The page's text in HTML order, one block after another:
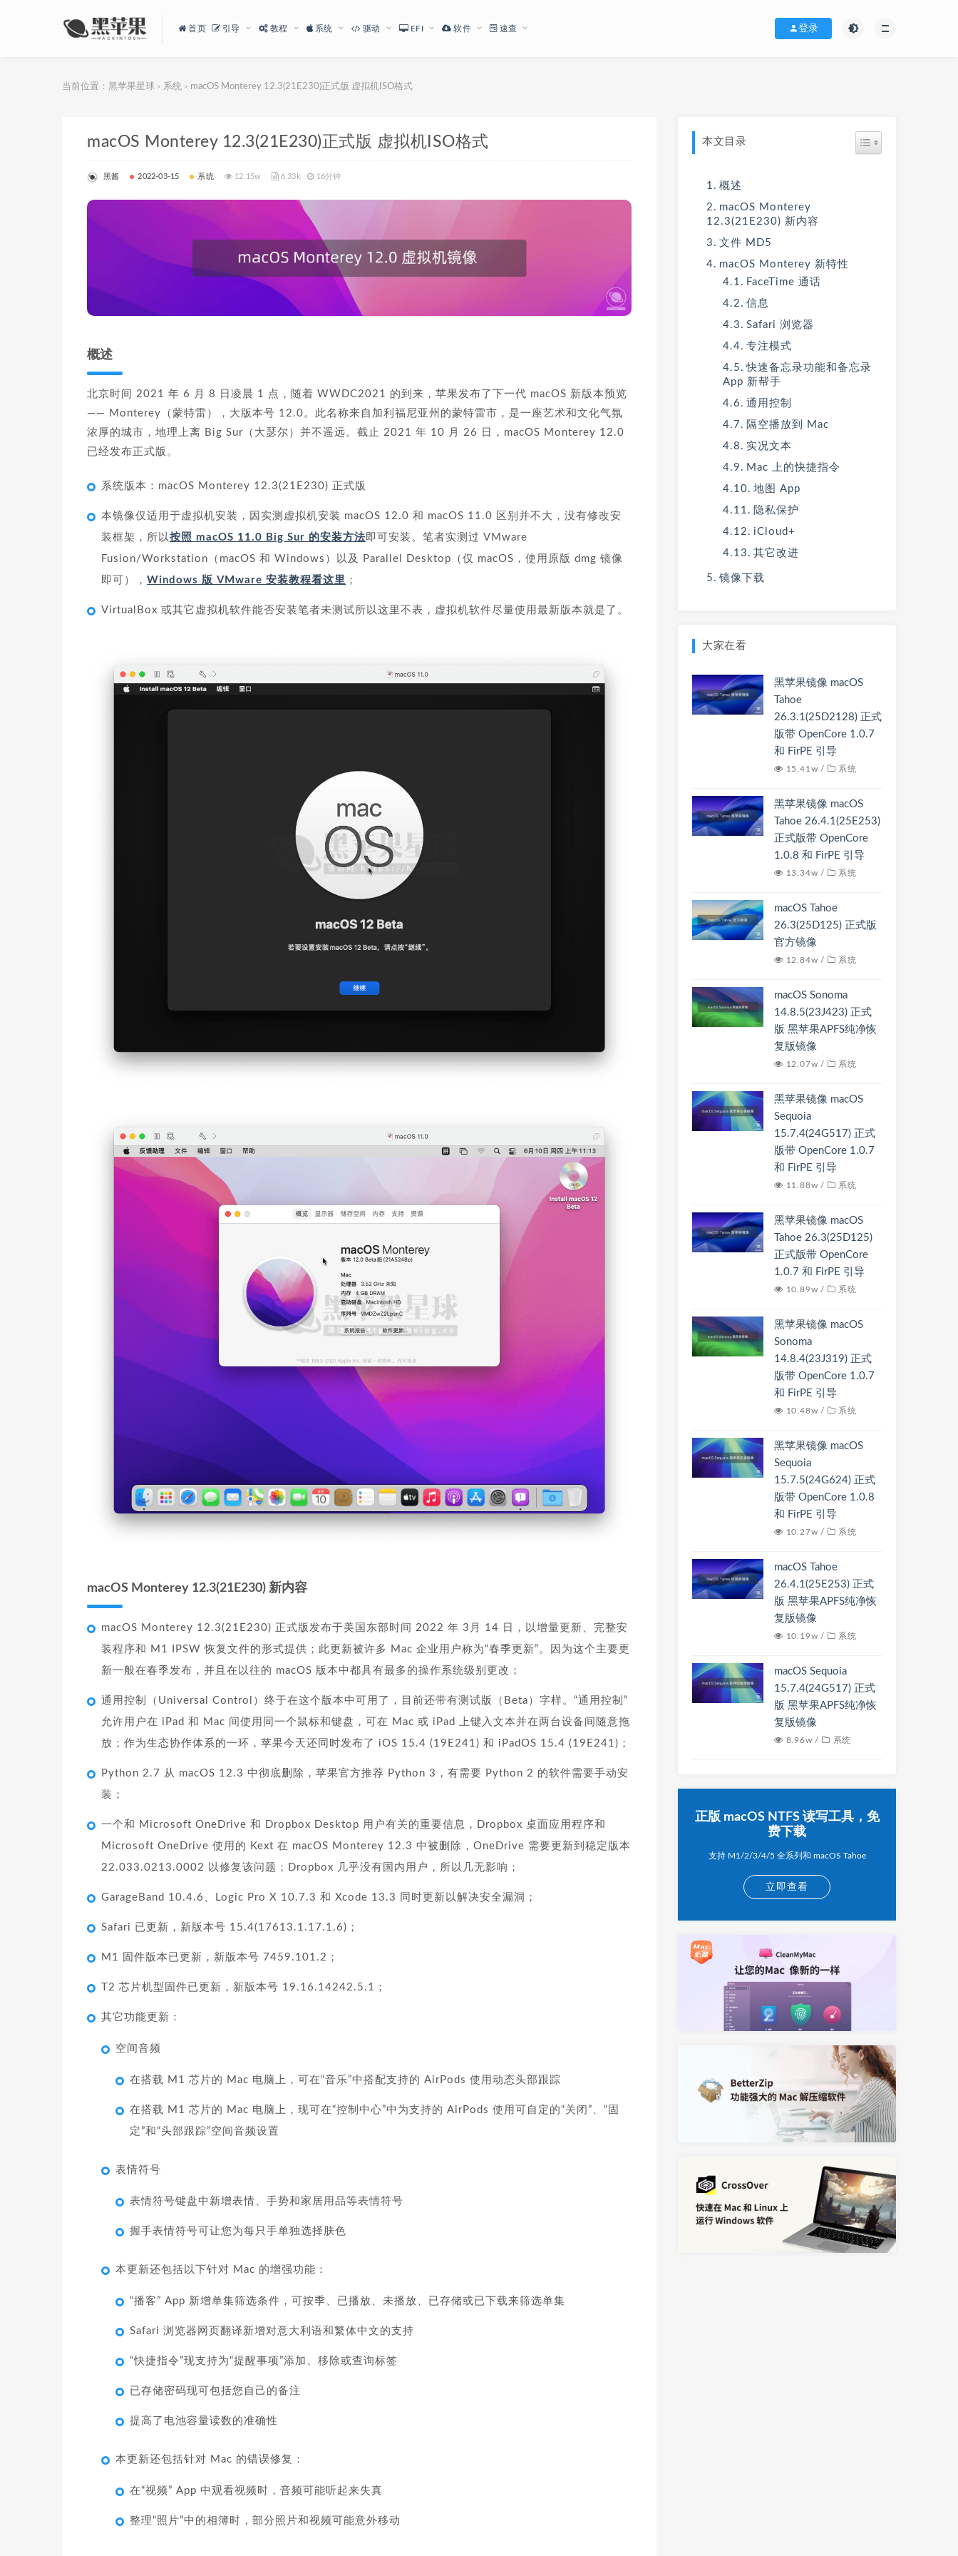
首页 引导 教程 系统 驱动 EFI 软件 速查 登录
当前位置： 黑苹果星球 > 系统 > macOS Monterey 12.3(21E230)正式版 虚拟机ISO格式
macOS Monterey 12.3(21E230)正式版 虚拟机ISO格式
黑酱 2022-03-15 系统 12.15w 6.33k 16分钟
概述
北京时间 2021 年 6 月 8 日凌晨 1 点，随着 WWDC2021 的到来，苹果发布了下一代 macOS 新版本预览
—— Monterey（蒙特雷），大版本号 12.0。此名称来自加利福尼亚州的蒙特雷市，是一座艺术和文化气氛
浓厚的城市，地理上离 Big Sur（大瑟尔）并不遥远。截止 2021 年 10 月 26 日，macOS Monterey 12.0
已经发布正式版。
系统版本：macOS Monterey 12.3(21E230) 正式版
本镜像仅适用于虚拟机安装，因实测虚拟机安装 macOS 12.0 和 macOS 11.0 区别并不大，没有修改安
装框架，所以按照 macOS 11.0 Big Sur 的安装方法即可安装。笔者实测过 VMware
Fusion/Workstation（macOS 和 Windows）以及 Parallel Desktop（仅 macOS，使用原版 dmg 镜像
即可）， Windows 版 VMware 安装教程看这里 ；
VirtualBox 或其它虚拟机软件能否安装笔者未测试所以这里不表，虚拟机软件尽量使用最新版本就是了。
macOS Monterey 12.3(21E230) 新内容
macOS Monterey 12.3(21E230) 正式版发布于美国东部时间 2022 年 3月 14 日，以增量更新、完整安
装程序和 M1 IPSW 恢复文件的形式提供；此更新被许多 Mac 企业用户称为“春季更新”。因为这个主要更
新一般在春季发布，并且在以往的 macOS 版本中都具有最多的操作系统级别更改；
通用控制（Universal Control）终于在这个版本中可用了，目前还带有测试版（Beta）字样。“通用控制”
允许用户在 iPad 和 Mac 间使用同一个鼠标和键盘，可在 Mac 或 iPad 上键入文本并在两台设备间随意拖
放；作为生态协作体系的一环，苹果今天还同时发布了 iOS 15.4 (19E241) 和 iPadOS 15.4 (19E241)；
Python 2.7 从 macOS 12.3 中彻底删除，苹果官方推荐 Python 3，有需要 Python 2 的软件需要手动安
装；
一个和 Microsoft OneDrive 和 Dropbox Desktop 用户有关的重要信息，Dropbox 桌面应用程序和
Microsoft OneDrive 使用的 Kext 在 macOS Monterey 12.3 中被删除，OneDrive 需要更新到稳定版本
22.033.0213.0002 以修复该问题；Dropbox 几乎没有国内用户，所以几无影响；
GarageBand 10.4.6、Logic Pro X 10.7.3 和 Xcode 13.3 同时更新以解决安全漏洞；
Safari 已更新，新版本号 15.4(17613.1.17.1.6)；
M1 固件版本已更新，新版本号 7459.101.2；
T2 芯片机型固件已更新，新版本号 19.16.14242.5.1；
其它功能更新：
空间音频
在搭载 M1 芯片的 Mac 电脑上，可在“音乐”中搭配支持的 AirPods 使用动态头部跟踪
在搭载 M1 芯片的 Mac 电脑上，现可在“控制中心”中为支持的 AirPods 使用可自定的“关闭”、“固
定”和“头部跟踪”空间音频设置
表情符号
表情符号键盘中新增表情、手势和家居用品等表情符号
握手表情符号可让您为每只手单独选择肤色
本更新还包括以下针对 Mac 的增强功能：
“播客” App 新增单集筛选条件，可按季、已播放、未播放、已存储或已下载来筛选单集
Safari 浏览器网页翻译新增对意大利语和繁体中文的支持
“快捷指令”现支持为“提醒事项”添加、移除或查询标签
已存储密码现可包括您自己的备注
提高了电池容量读数的准确性
本更新还包括针对 Mac 的错误修复：
在“视频” App 中观看视频时，音频可能听起来失真
整理“照片”中的相簿时，部分照片和视频可能意外移动
本文目录
概述
macOS Monterey
12.3(21E230) 新内容
文件 MD5
macOS Monterey 新特性
FaceTime 通话
信息
Safari 浏览器
专注模式
快速备忘录功能和备忘录
App 新帮手
通用控制
隔空播放到 Mac
实况文本
Mac 上的快捷指令
地图 App
隐私保护
iCloud+
其它改进
镜像下载
大家在看
黑苹果镜像 macOS
Tahoe
26.3.1(25D2128) 正式
版带 OpenCore 1.0.7
和 FirPE 引导
15.41w / 系统
黑苹果镜像 macOS
Tahoe 26.4.1(25E253)
正式版带 OpenCore
1.0.8 和 FirPE 引导
13.34w / 系统
macOS Tahoe
26.3(25D125) 正式版
官方镜像
12.84w / 系统
macOS Sonoma
14.8.5(23J423) 正式
版 黑苹果APFS纯净恢
复版镜像
12.07w / 系统
黑苹果镜像 macOS
Sequoia
15.7.4(24G517) 正式
版带 OpenCore 1.0.7
和 FirPE 引导
11.88w / 系统
黑苹果镜像 macOS
Tahoe 26.3(25D125)
正式版带 OpenCore
1.0.7 和 FirPE 引导
10.89w / 系统
黑苹果镜像 macOS
Sonoma
14.8.4(23J319) 正式
版带 OpenCore 1.0.7
和 FirPE 引导
10.48w / 系统
黑苹果镜像 macOS
Sequoia
15.7.5(24G624) 正式
版带 OpenCore 1.0.8
和 FirPE 引导
10.27w / 系统
macOS Tahoe
26.4.1(25E253) 正式
版 黑苹果APFS纯净恢
复版镜像
10.19w / 系统
macOS Sequoia
15.7.4(24G517) 正式
版 黑苹果APFS纯净恢
复版镜像
8.96w / 系统
正版 macOS NTFS 读写工具，免
费下载
支持 M1/2/3/4/5 全系列和 macOS Tahoe
立即查看